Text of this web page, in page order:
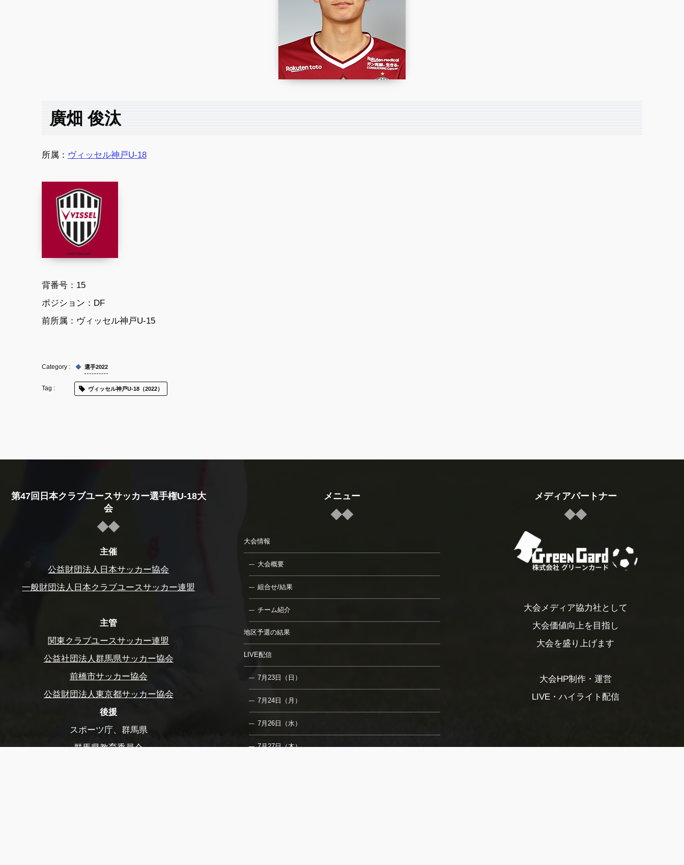
廣畑 俊汰
所属： ヴィッセル神戸U-18
背番号：15
ポジション：DF
前所属：ヴィッセル神戸U-15
選手2022
ヴィッセル神戸U-18（2022）
第47回日本クラブユースサッカー選手権U-18大
会
主催
公益財団法人日本サッカー協会
一般財団法人日本クラブユースサッカー連盟
主管
関東クラブユースサッカー連盟
公益社団法人群馬県サッカー協会
前橋市サッカー協会
公益財団法人東京都サッカー協会
後援
スポーツ庁、群馬県
群馬県教育委員会
メニュー
大会情報
大会概要
組合せ/結果
チーム紹介
地区予選の結果
LIVE配信
7月23日（日）
7月24日（月）
7月26日（水）
7月27日（木）
メディアパートナー
大会メディア協力社として
大会価値向上を目指し
大会を盛り上げます
大会HP制作・運営
LIVE・ハイライト配信